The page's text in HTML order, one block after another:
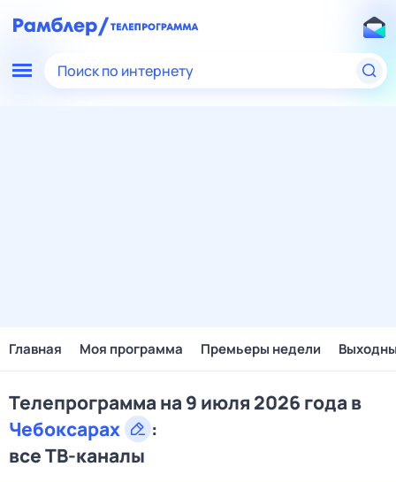
Поиск по интернету
Главная Моя программа Премьеры недели
Телепрограмма на 9 июля 2026 года в
Чебоксарах
:
все ТВ-каналы